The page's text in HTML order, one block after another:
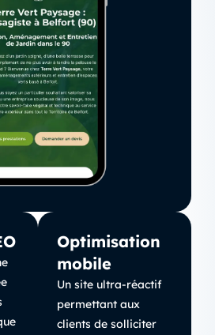
Optimisation
mobile
Un site ultra-réactif
permettant aux
clients de solliciter